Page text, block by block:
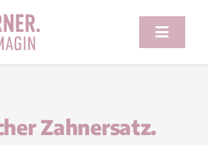
Toggle
Zahnersatz.